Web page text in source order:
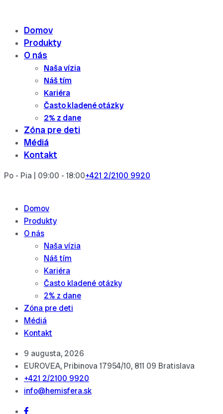
contentDomov
Produkty
O nás
Naša vízia
Náš tím
Kariéra
Často kladené otázky
2% z dane
Zóna pre deti
Médiá
Kontakt
Po - Pia | 09:00 - 18:00+421 2/2100 9920
Domov
Produkty
O nás
Naša vízia
Náš tím
Kariéra
Často kladené otázky
2% z dane
Zóna pre deti
Médiá
Kontakt
9 augusta, 2026
EUROVEA, Pribinova 17954/10, 811 09 Bratislava
+421 2/2100 9920
info@hemisfera.sk